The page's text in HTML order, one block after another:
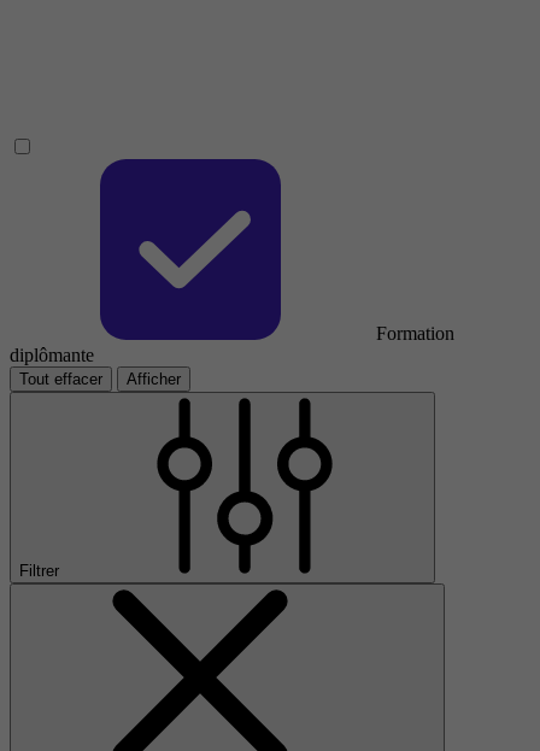
Formation
diplômante
Tout effacer Afficher
Filtrer